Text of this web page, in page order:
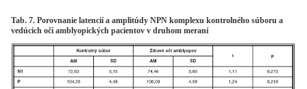
Tab. 7. Porovnanie latencií a amplitúdy NPN komplexu kontrolného súboru a
vedúcich očí amblyopických pacientov v druhom meraní